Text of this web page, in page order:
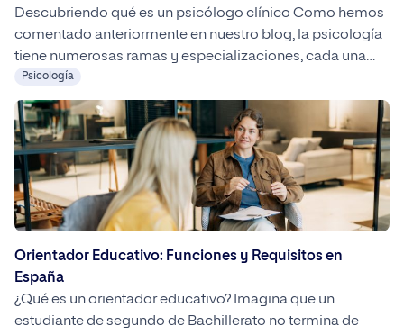
Descubriendo qué es un psicólogo clínico Como hemos
comentado anteriormente en nuestro blog, la psicología
tiene numerosas ramas y especializaciones, cada una
enfocada a un entorno específico y con un modo de
actuación diferente. Uno de los más conocidos es la
psicología clínica, donde el psicólogo se encarga de la
evaluación y tratamiento de la […]
Psicología
Orientador Educativo: Funciones y Requisitos en
España
¿Qué es un orientador educativo? Imagina que un
estudiante de segundo de Bachillerato no termina de